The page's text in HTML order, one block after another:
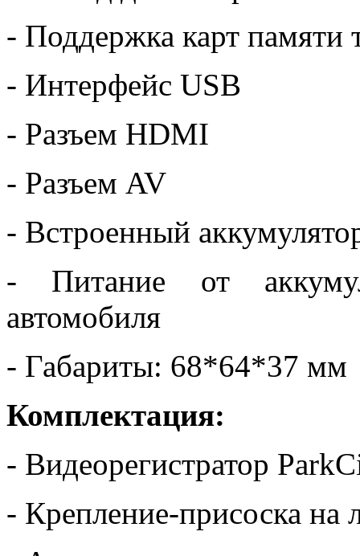
- Поддержка карт
- Интерфейс USB
- Разъем HDMI
- Разъем AV
- Встроенный
- Питание от
автомобиля
- Габариты: 68*64*37 мм
Комплектация:
- Видеорегистратор
- Крепление-присоска на